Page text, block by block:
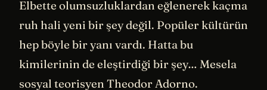
Elbette olumsuzluklardan eğlenerek kaçma
ruh hali yeni bir şey değil. Popüler kültürün
hep böyle bir yanı vardı. Hatta bu
kimilerinin de eleştirdiği bir şey… Mesela
sosyal teorisyen Theodor Adorno.